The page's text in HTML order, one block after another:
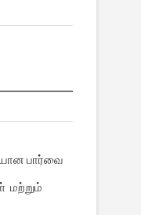
பார்வை
மற்றும்